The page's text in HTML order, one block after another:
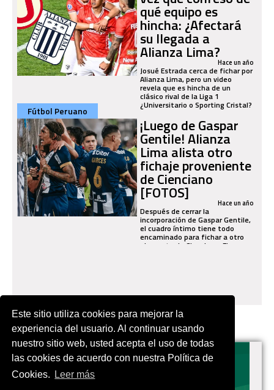
Este sitio utiliza cookies para mejorar la
experiencia del usuario. Al continuar usando
nuestro sitio web, usted acepta el uso de todas
las cookies de acuerdo con nuestra Política de
Cookies.
Leer más
qué equipo es
hincha: ¿Afectará
su llegada a
Alianza Lima?Hace un año
Josué Estrada cerca de fichar por
Alianza Lima, pero un video
revela que es hincha de un
clásico rival de la Liga 1
¿Universitario o Sporting Cristal?
Fútbol Peruano
¡Luego de Gaspar
Gentile! Alianza
Lima alista otro
fichaje proveniente
de Cienciano
[FOTOS] Hace un año
Después de cerrar la
incorporación de Gaspar Gentile,
el cuadro íntimo tiene todo
encaminado para fichar a otro
elemento de Cienciano. El